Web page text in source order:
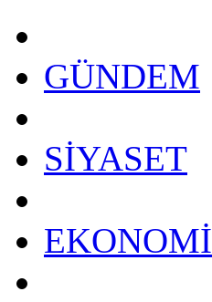
GÜNDEM
SİYASET
EKONOMİ